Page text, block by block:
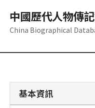
中國歷代人物傳
China Biographical
基本資訊